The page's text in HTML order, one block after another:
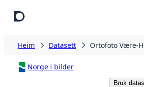
Heim Datasett Ortofoto Være-
Norge i bilder
Bruk